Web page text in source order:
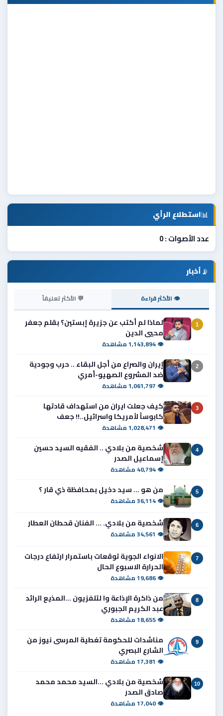
📊استطلاع الرأي
عدد الأصوات : 0
📡أخبار
👁 الأكثر قراءة 💬 الأكثر تعليقاً
1
لماذا لم أكتب عن جزيرة إبستين؟ بقلم جعفر
محيي الدين
👁 1,143,894 مشاهدة
2
إيران والصراع من أجل البقاء .. حرب وجودية
ضد المشروع الصهيو-أمري
👁 1,061,797 مشاهدة
3
كيف جعلت ايران من استهداف قادتها
كابوساً لأمريكا واسرائيل..!! جعف
👁 1,028,471 مشاهدة
4
شخصية من بلادي .. الفقيه السيد حسين
إسماعيل الصدر
👁 40,794 مشاهدة
5 من هو ... سيد دخيل بمحافظة ذي قار ؟
👁 36,114 مشاهدة
6 شخصية من بلادي. ... الفنان قحطان العطار
👁 34,561 مشاهدة
7
الانواء الجوية توقعات باستمرار ارتفاع درجات
الحرارة الاسبوع الحال
👁 19,686 مشاهدة
8
من ذاكرة الإذاعة وا لتلفزيون ...المذيع الرائد
عبد الكريم الجبوري
👁 18,655 مشاهدة
9
مناشدات للحكومة تغطية المرسى نيوز من
الشارع البصري
👁 17,381 مشاهدة
10
شخصية من بلادي ...السيد محمد محمد
صادق الصدر
👁 17,040 مشاهدة